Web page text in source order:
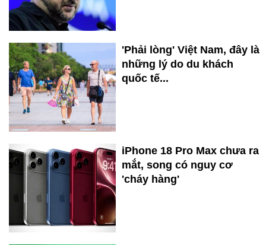
'Phải lòng' Việt Nam, đây là
những lý do du khách
quốc tế...
iPhone 18 Pro Max chưa ra
mắt, song có nguy cơ
'cháy hàng'